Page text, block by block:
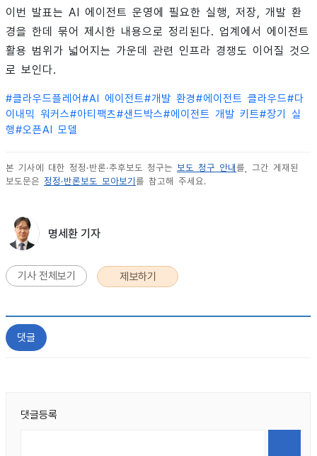
이번 발표는 AI 에이전트 운영에 필요한 실행, 저장, 개발 환
경을 한데 묶어 제시한 내용으로 정리된다. 업계에서 에이전트
활용 범위가 넓어지는 가운데 관련 인프라 경쟁도 이어질 것으
로 보인다.
#클라우드플레어 #AI 에이전트#개발 환경#에이전트 클라우드#다
이내믹 워커스#아티팩츠#샌드박스#에이전트 개발 키트#장기 실
행#오픈AI 모델
본 기사에 대한 정정·반론·추후보도 청구는 보도 청구 안내 를, 그간 게재된
보도문은 정정·반론보도 모아보기 를 참고해 주세요.
명세환 기자
기사 전체보기 제보하기
댓글
댓글등록